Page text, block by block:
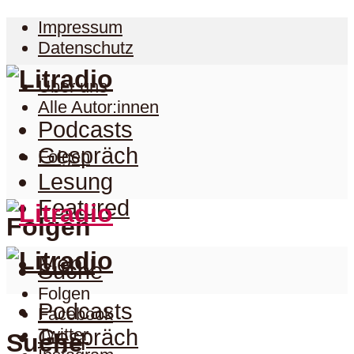
Impressum
Datenschutz
Über uns
Alle Autor:innen
Folgen
Folgen
Folgen
Facebook
Twitter
Podcasts
Gespräch
Lesung
Featured
Menu
Suche
Suche
Podcasts
Gespräch